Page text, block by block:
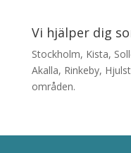
Vi hjälper dig
Stockholm, Kista,
Akalla, Rinkeby,
områden.